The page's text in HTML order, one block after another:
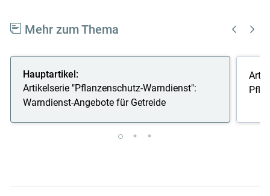
Mehr zum Thema
Hauptartikel:
Artikelserie "Pflanzenschutz-Warndienst":
Warndienst-Angebote für Getreide